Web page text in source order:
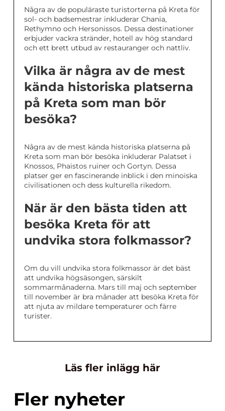
Några av de populäraste turistorterna på Kreta för
sol- och badsemestrar inkluderar Chania,
Rethymno och Hersonissos. Dessa destinationer
erbjuder vackra stränder, hotell av hög standard
och ett brett utbud av restauranger och nattliv.
Vilka är några av de mest
kända historiska platserna
på Kreta som man bör
besöka?
Några av de mest kända historiska platserna på
Kreta som man bör besöka inkluderar Palatset i
Knossos, Phaistos ruiner och Gortyn. Dessa
platser ger en fascinerande inblick i den minoiska
civilisationen och dess kulturella rikedom.
När är den bästa tiden att
besöka Kreta för att
undvika stora folkmassor?
Om du vill undvika stora folkmassor är det bäst
att undvika högsäsongen, särskilt
sommarmånaderna. Mars till maj och september
till november är bra månader att besöka Kreta för
att njuta av mildare temperaturer och färre
turister.
Läs fler inlägg här
Fler nyheter